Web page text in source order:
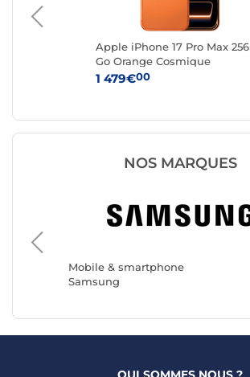
Apple iPhone 17 Pro Max 256
Go Orange Cosmique
1 479€00
NOS MARQUES
Mobile & smartphone
Samsung